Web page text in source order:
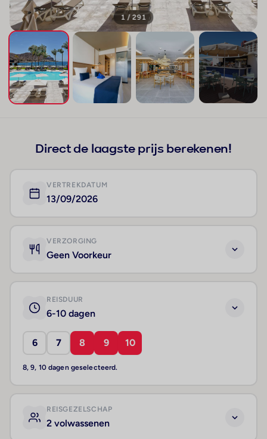
1 / 291
Direct de laagste prijs berekenen!
VERTREKDATUM
13/09/2026
VERZORGING
Geen Voorkeur
REISDUUR
6-10 dagen
6 7 8 9 10
8, 9, 10 dagen geselecteerd.
REISGEZELSCHAP
2 volwassenen